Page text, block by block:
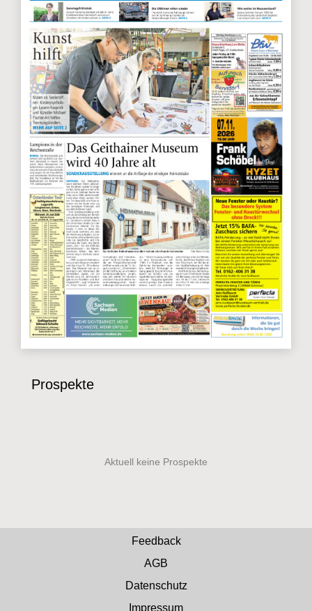
Prospekte
Feedback
AGB
Datenschutz
Impressum